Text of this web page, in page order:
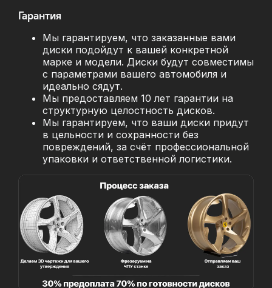
Гарантия
Мы гарантируем, что заказанные вами
диски подойдут к вашей конкретной
марке и модели. Диски будут совместимы
с параметрами вашего автомобиля и
идеально сядут.
Мы предоставляем 10 лет гарантии на
структурную целостность дисков.
Мы гарантируем, что ваши диски придут
в цельности и сохранности без
повреждений, за счёт профессиональной
упаковки и ответственной логистики.